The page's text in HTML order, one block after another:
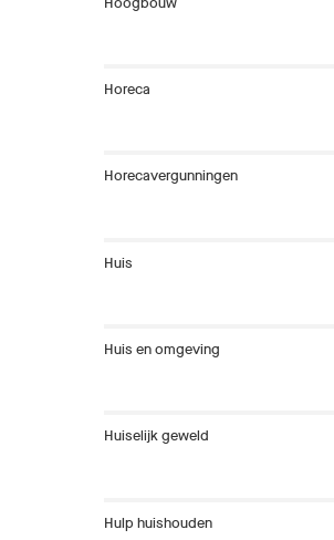
Horeca
Horecavergunningen
Huis
Huis en omgeving
Huiselijk geweld
Hulp huishouden